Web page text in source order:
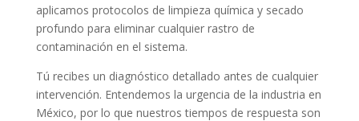
aplicamos protocolos de limpieza química y secado
profundo para eliminar cualquier rastro de
contaminación en el sistema.
Tú recibes un diagnóstico detallado antes de cualquier
intervención. Entendemos la urgencia de la industria en
México, por lo que nuestros tiempos de respuesta son